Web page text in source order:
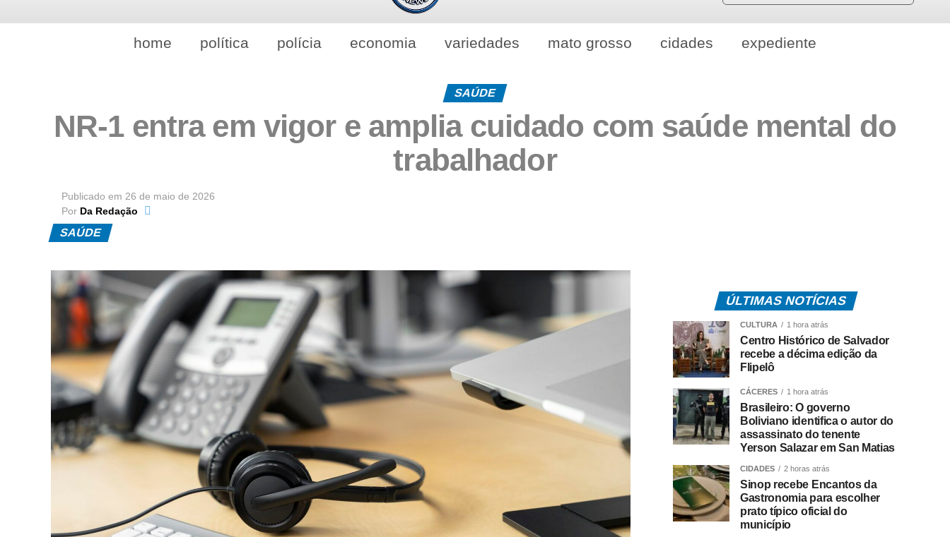
home política polícia economia variedades mato grosso cidades expediente
SAÚDE
NR-1 entra em vigor e amplia cuidado com saúde mental do
trabalhador
Publicado em 26 de maio de 2026
Por Da Redação
SAÚDE
ÚLTIMAS NOTÍCIAS
CULTURA 1 hora atrás
Centro Histórico de Salvador
recebe a décima edição da
Flipelô
CÁCERES 1 hora atrás
Brasileiro: O governo
Boliviano identifica o autor do
assassinato do tenente
Yerson Salazar em San Matias
CIDADES 2 horas atrás
Sinop recebe Encantos da
Gastronomia para escolher
prato típico oficial do
município